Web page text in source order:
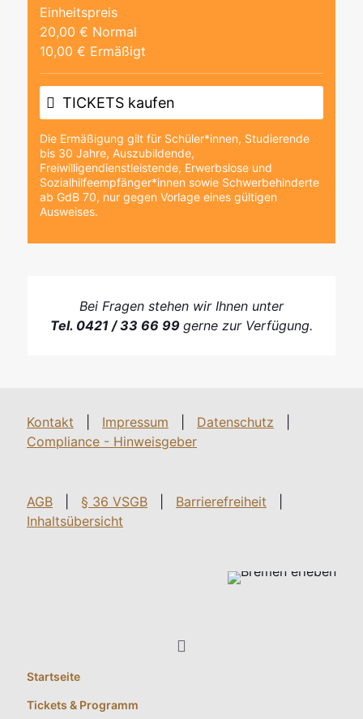
Einheitspreis
20,00 € Normal
10,00 € Ermäßigt
TICKETS kaufen
Die Ermäßigung gilt für Schüler*innen, Studierende
bis 30 Jahre, Auszubildende,
Freiwilligendienstleistende, Erwerbslose und
Sozialhilfeempfänger*innen sowie Schwerbehinderte
ab GdB 70, nur gegen Vorlage eines gültigen
Ausweises.
Bei Fragen stehen wir Ihnen unter
Tel. 0421 / 33 66 99 gerne zur Verfügung.
Kontakt Impressum Datenschutz
Compliance - Hinweisgeber
AGB § 36 VSGB Barrierefreiheit
Inhaltsübersicht
Startseite
Tickets & Programm